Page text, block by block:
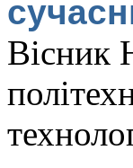
Вісник